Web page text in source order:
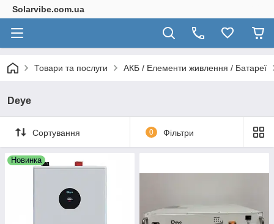
Solarvibe.com.ua
Товари та послуги АКБ / Елементи живлення / Батареї
Deye
Сортування 0 Фільтри
Новинка